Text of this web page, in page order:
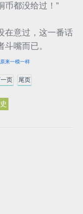
币都没给过！”
在意过，这一番话
嘴而已。
来一模一样
页 尾页